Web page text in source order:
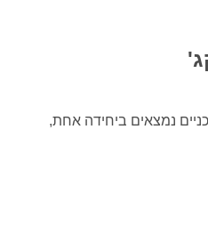
'
נמצאים ביחידה אחת,